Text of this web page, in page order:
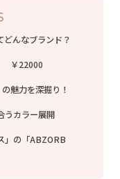
どんなブランド？
￥22000
魅力を深掘り！
うカラー展開
」の「ABZORB